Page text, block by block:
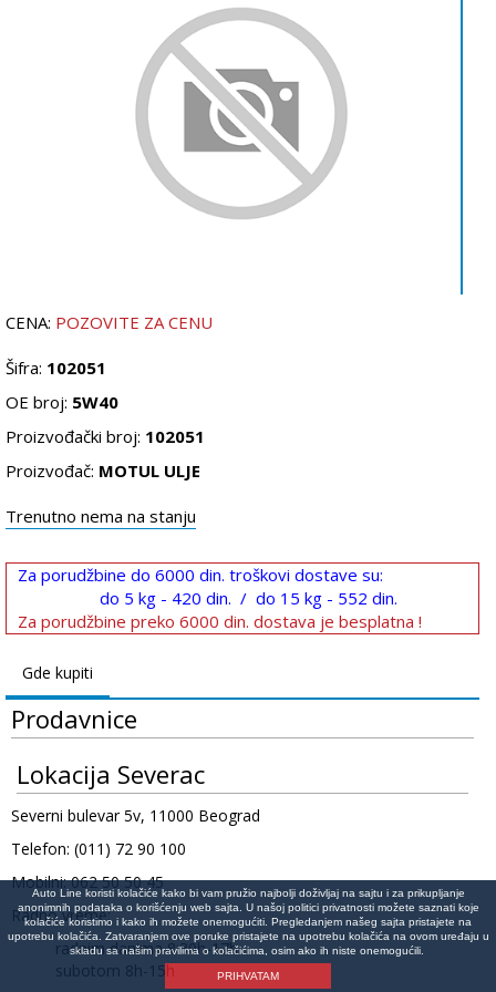
CENA: POZOVITE ZA CENU
Šifra: 102051
OE broj: 5W40
Proizvođački broj: 102051
Proizvođač: MOTUL ULJE
Trenutno nema na stanju
Za porudžbine do 6000 din. troškovi dostave su:
do 5 kg - 420 din. / do 15 kg - 552 din.
Za porudžbine preko 6000 din. dostava je besplatna !
Gde kupiti
Prodavnice
Lokacija Severac
Severni bulevar 5v, 11000 Beograd
Telefon: (011) 72 90 100
Mobilni: 062 50 50 45
Radno vreme:
radnim danima 8:30h-17h
subotom 8h-15h
Auto Line koristi kolačiće kako bi vam pružio najbolji doživljaj na sajtu i za prikupljanje
anonimnih podataka o korišćenju web sajta. U našoj politici privatnosti možete saznati koje
kolačiće koristimo i kako ih možete onemogućiti. Pregledanjem našeg sajta pristajete na
upotrebu kolačića. Zatvaranjem ove poruke pristajete na upotrebu kolačića na ovom uređaju u
skladu sa našim pravilima o kolačićima, osim ako ih niste onemogućili.
PRIHVATAM